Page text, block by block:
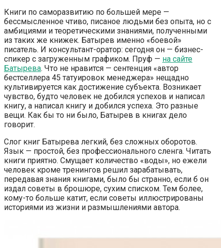
Книги по саморазвитию по большей мере —
бессмысленное чтиво, писаное людьми без опыта, но с
амбициями и теоретическими знаниями, полученными
из таких же книжек. Батырев именно «боевой»
писатель. И консультант-оратор: сегодня он — бизнес-
спикер с загруженным графиком. Пруф — на сайте
Батырева. Что не нравится — сентенция «автор
бестселлера 45 татуировок менеджера» нещадно
культивируется как достижение субъекта. Возникает
чувство, будто человек не добился успехов и написал
книгу, а написал книгу и добился успеха. Это разные
вещи. Как бы то ни было, Батырев в книгах дело
говорит.
Слог книг Батырева легкий, без сложных оборотов.
Язык — простой, без профессионального сленга. Читать
книги приятно. Смущает количество «воды», но ежели
человек кроме тренингов решил зарабатывать,
передавая знания книгами, было бы странно, если б он
издал советы в брошюре, сухим списком. Тем более,
кому-то больше катит, если советы иллюстрированы
историями из жизни и размышлениями автора.